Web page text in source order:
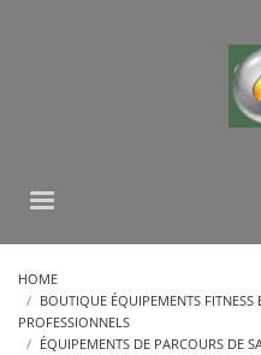
HOME
BOUTIQUE ÉQUIPEMENTS
PROFESSIONNELS
ÉQUIPEMENTS DE PARCOURS DE